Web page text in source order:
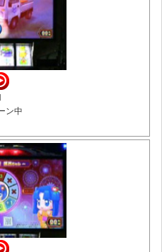
ン中